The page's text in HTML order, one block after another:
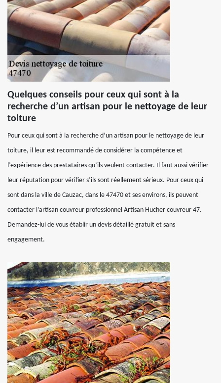
Quelques conseils pour ceux qui sont à la
recherche d’un artisan pour le nettoyage de leur
toiture
Pour ceux qui sont à la recherche d’un artisan pour le nettoyage de leur
toiture, il leur est recommandé de considérer la compétence et
l’expérience des prestataires qu’ils veulent contacter. Il faut aussi vérifier
leur réputation pour vérifier s’ils sont réellement sérieux. Pour ceux qui
sont dans la ville de Cauzac, dans le 47470 et ses environs, ils peuvent
contacter l’artisan couvreur professionnel Artisan Hucher couvreur 47.
Demandez-lui de vous établir un devis détaillé gratuit et sans
engagement.